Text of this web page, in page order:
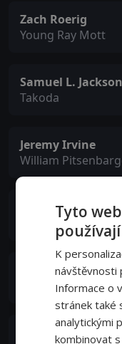
Zach Roerig
Young Ray Mott
Samuel L. Jackson
Takoda
Jeremy Irvine
William
Peter Fonda
Jimmy Burr
Bradley Whitford
Carlton Stanton
Alison Sudol
Tyto
K
návštěvnosti
Informace o
stránek také
analytickými
kombinovat